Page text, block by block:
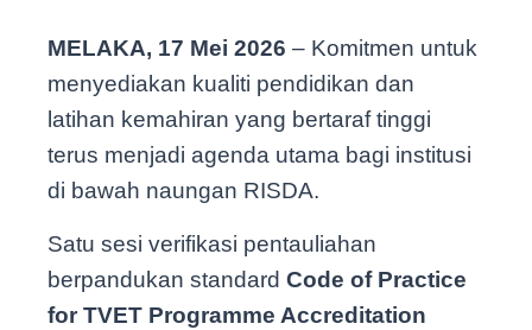
MELAKA, 17 Mei 2026 – Komitmen untuk
menyediakan kualiti pendidikan dan
latihan kemahiran yang bertaraf tinggi
terus menjadi agenda utama bagi institusi
di bawah naungan RISDA.
Satu sesi verifikasi pentauliahan
berpandukan standard Code of Practice
for TVET Programme Accreditation